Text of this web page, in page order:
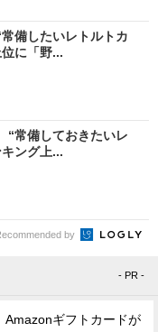
備したいレトルトカ
に「野...
“常備しておきたいレ
ング上...
by
- PR -
Amazonギフトカードが